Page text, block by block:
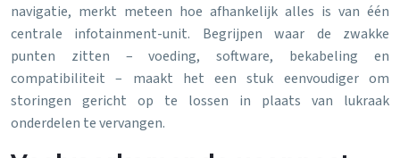
navigatie, merkt meteen hoe afhankelijk alles is van één
centrale infotainment-unit. Begrijpen waar de zwakke
punten zitten – voeding, software, bekabeling en
compatibiliteit – maakt het een stuk eenvoudiger om
storingen gericht op te lossen in plaats van lukraak
onderdelen te vervangen.